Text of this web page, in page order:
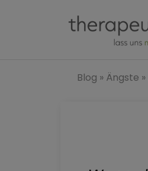
Blog » Ängste »